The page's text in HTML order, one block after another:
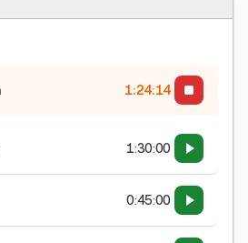
1:24:15
1:30:00
0:45:00